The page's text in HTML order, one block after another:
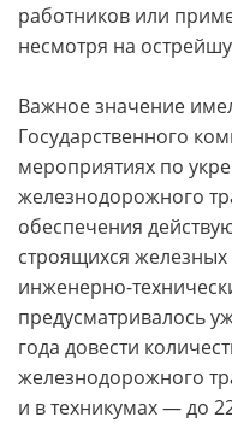
работников или
несмотря на
Важное значение
Государственного
мероприятиях по
железнодорожного
обеспечения
строящихся
инженерно-
предусматривалось
года довести
железнодорожного
и в техникумах — до